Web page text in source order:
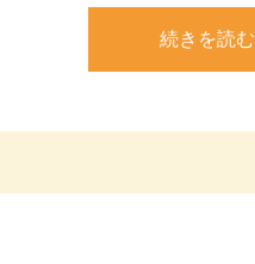
続きを読む